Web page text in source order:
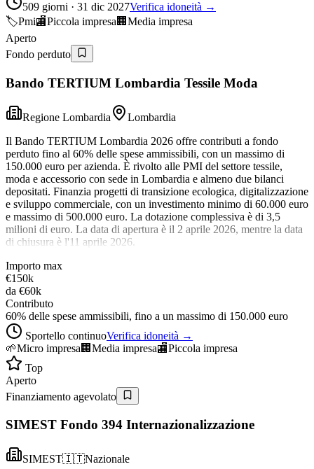
509 giorni · 31 dic 2027Verifica idoneità →
🏷️Pmi🏬Piccola impresa 🏢 Media impresa
Aperto
Fondo perduto
Bando TERTIUM Lombardia Tessile Moda
Regione Lombardia
Lombardia
Il Bando TERTIUM Lombardia 2026 offre contributi a fondo
perduto fino al 60% delle spese ammissibili, con un massimo di
150.000 euro per azienda. È rivolto alle PMI del settore tessile,
moda e accessorio con sede in Lombardia e almeno due bilanci
depositati. Finanzia progetti di transizione ecologica, digitalizzazione
e sviluppo commerciale, con un investimento minimo di 60.000 euro
e massimo di 500.000 euro. La dotazione complessiva è di 3,5
milioni di euro. La data di apertura è il 2 aprile 2026, mentre la data
di chiusura è l'11 aprile 2026.
Importo max
€150k
da €60k
Contributo
60% delle spese ammissibili, fino a un massimo di 150.000 euro
Sportello continuoVerifica idoneità →
🌱Micro impresa 🏢 Media impresa🏬Piccola impresa
Top
Aperto
Finanziamento agevolato
SIMEST Fondo 394 Internazionalizzazione
SIMEST🇮🇹Nazionale